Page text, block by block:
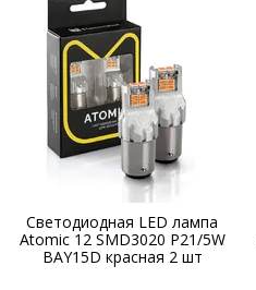
Светодиодная LED лампа
Atomic 12 SMD3020 P21/5W
BAY15D красная 2 шт